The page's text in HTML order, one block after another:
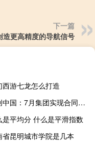
下一篇
造更高精度的导航信号
西游七龙怎么打造
融创中国：7月集团实现合同销售金额约人民币51.2亿元
是平均分 什么是平滑指数
省昆明城市学院是几本